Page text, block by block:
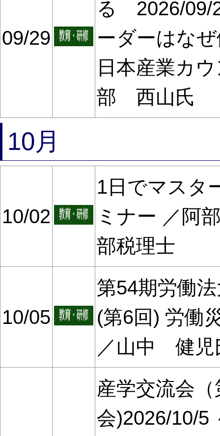
09/29
る 2026/09/
ーダーはな
日本産業カ
部 西山氏
10月
10/02
1日でマスタ
ミナー ／阿
部税理士
10/05
第54期労働
(第6回) 労働
／山中 健児
産学交流会
会)2026/10/5